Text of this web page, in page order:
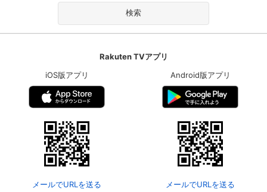
Rakuten TVアプリ
iOS版アプリ
メールでURLを送る
Android版アプリ
メールでURLを送る